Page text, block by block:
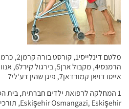
אייסו דויאן קמורדאן7, פיגן שהין דע’לי7
1 המחלקה לרפואת ילדים חברתית, בית
Eskişehir Osmangazi, Eskişehir, תורכיה